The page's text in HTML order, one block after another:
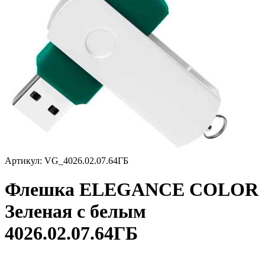
Артикул: VG_4026.02.07.64ГБ
Флешка ELEGANCE COLOR
Зеленая с белым
4026.02.07.64ГБ